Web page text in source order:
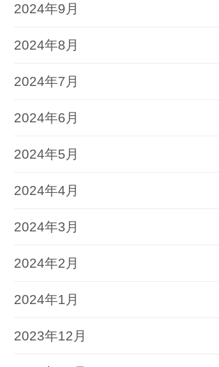
2024年9月
2024年8月
2024年7月
2024年6月
2024年5月
2024年4月
2024年3月
2024年2月
2024年1月
2023年12月